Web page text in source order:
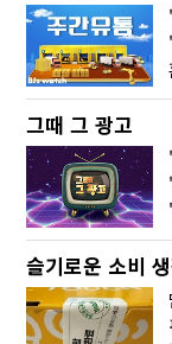
그때 그 광고
슬기로운 소비